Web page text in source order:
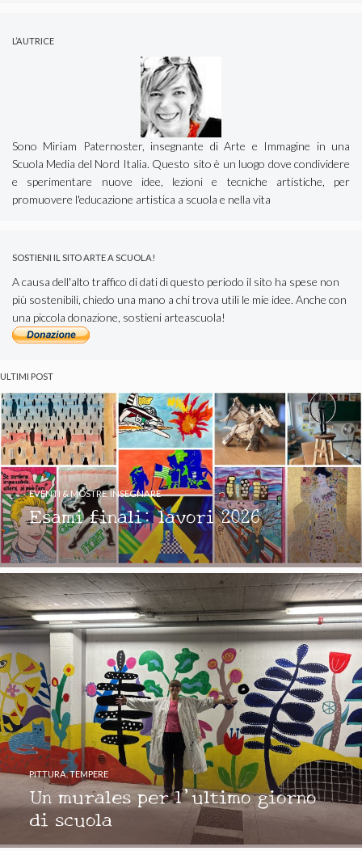
L’AUTRICE
Sono Miriam Paternoster, insegnante di Arte e Immagine in una
Scuola Media del Nord Italia. Questo sito è un luogo dove condividere
e sperimentare nuove idee, lezioni e tecniche artistiche, per
promuovere l'educazione artistica a scuola e nella vita
SOSTIENI IL SITO ARTE A SCUOLA!
A causa dell'alto traffico di dati di questo periodo il sito ha spese non
più sostenibili, chiedo una mano a chi trova utili le mie idee. Anche con
una piccola donazione, sostieni arteascuola!
ULTIMI POST
Esami finali: lavori 2026
EVENTI & MOSTRE,INSEGNARE
Un murales per l’ultimo giorno
di scuola
PITTURA,TEMPERE